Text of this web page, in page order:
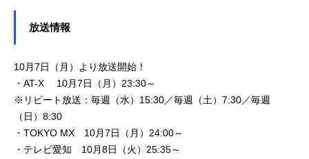
放送情報
10月7日（月）より放送開始！
・AT-X 10月7日（月）23:30～
※リピート放送：毎週（水）15:30／毎週（土）7:30／毎週
（日）8:30
・TOKYO MX 10月7日（月）24:00～
・テレビ愛知 10月8日（火）25:35～